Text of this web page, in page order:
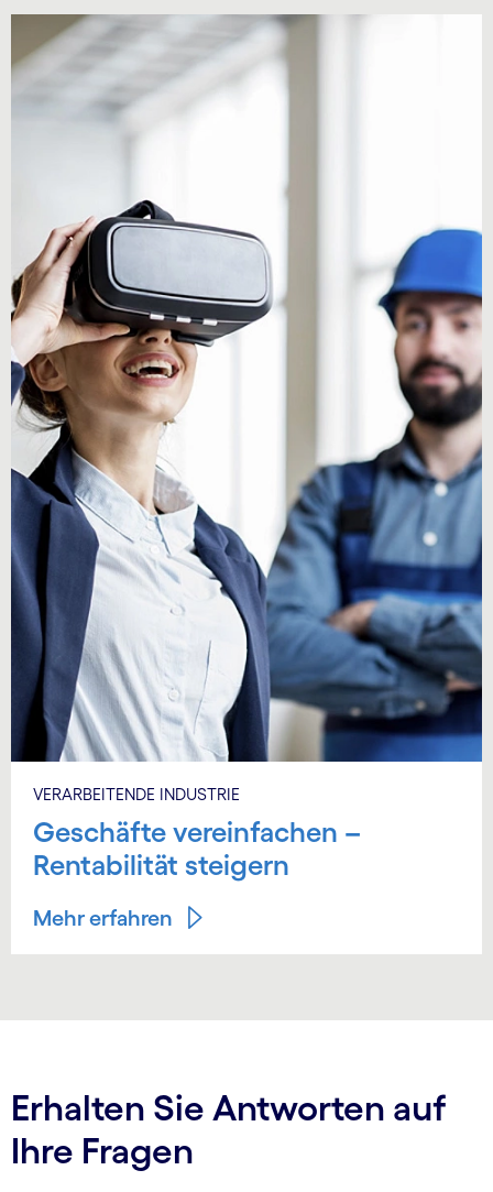
VERARBEITENDE INDUSTRIE
Geschäfte vereinfachen –
Rentabilität steigern
Mehr erfahren
Erhalten Sie Antworten auf
Ihre Fragen